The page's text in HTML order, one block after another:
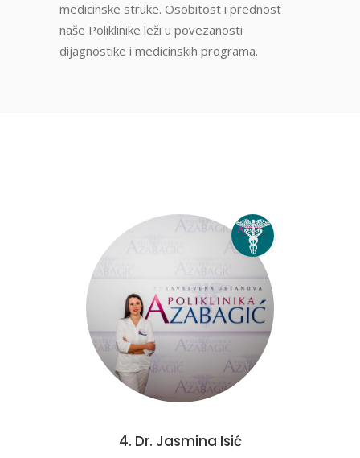
medicinske struke. Osobitost i prednost
naše Poliklinike leži u povezanosti
dijagnostike i medicinskih programa.
4. Dr. Jasmina Isić